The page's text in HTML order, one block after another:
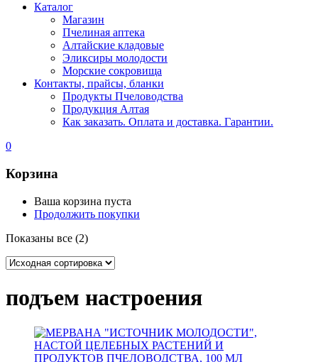
Каталог
Магазин
Пчелиная аптека
Алтайские кладовые
Эликсиры молодости
Морские сокровища
Контакты, прайсы, бланки
Продукты Пчеловодства
Продукция Алтая
Как заказать. Оплата и доставка. Гарантии.
0
Корзина
Ваша корзина пуста
Продолжить покупки
Показаны все (2)
подъем настроения